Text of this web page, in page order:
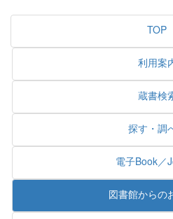
TOP
利用案
蔵書検
探す・調
電子Book／
図書館からの